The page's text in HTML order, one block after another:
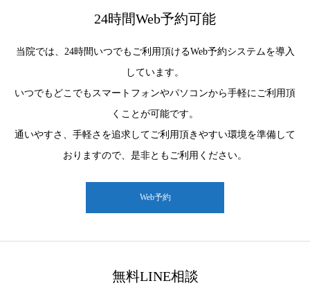
24時間Web予約可能
当院では、24時間いつでもご利用頂けるWeb予約システムを導入
しています。
いつでもどこでもスマートフォンやパソコンから手軽にご利用頂
くことが可能です。
通いやすさ、手軽さを追求してご利用頂きやすい環境を準備して
おりますので、是非ともご利用ください。
Web予約
無料LINE相談